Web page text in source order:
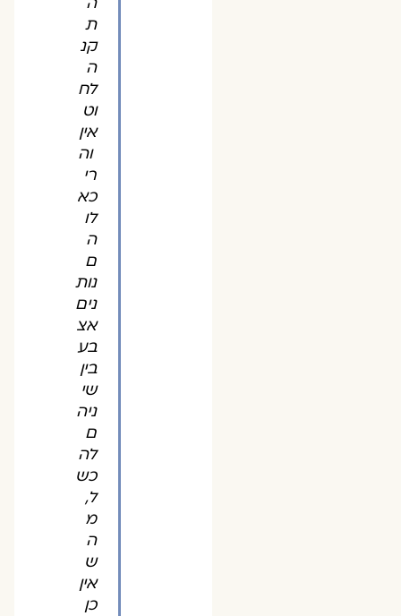
ת
קנ
ה
לח
וט
אין
וה
רי
כא
לו
ה
ם
נות
נים
אצ
בע
בין
שי
ניה
ם
לה
כש
ל,
מ
ה
ש
אין
כן